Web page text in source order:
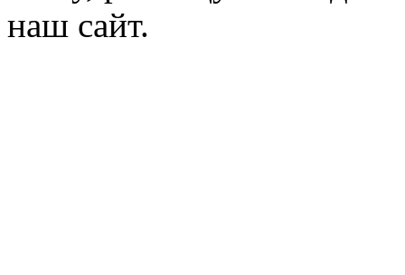
наш сайт.